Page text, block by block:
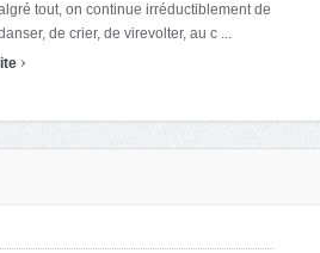
tout, on continue irréductiblement de
de crier, de virevolter, au c ...
›